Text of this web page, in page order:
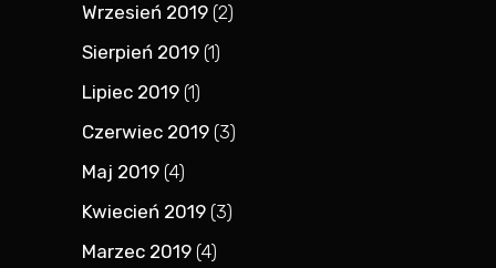
Wrzesień 2019 (2)
Sierpień 2019 (1)
Lipiec 2019 (1)
Czerwiec 2019 (3)
Maj 2019 (4)
Kwiecień 2019 (3)
Marzec 2019 (4)